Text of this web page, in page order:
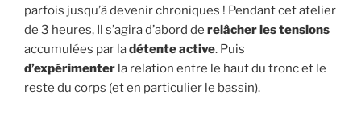
parfois jusqu’à devenir chroniques ! Pendant cet atelier
de 3 heures, Il s’agira d’abord de relâcher les tensions
accumulées par ladétente active. Puis
d’expérimenter la relation entre le haut du tronc et le
reste du corps (et en particulier le bassin).